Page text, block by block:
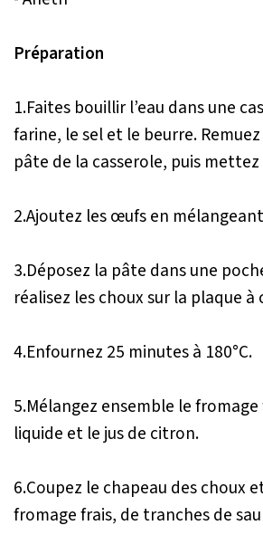
Préparation
1.Faites bouillir l’eau dans une
farine, le sel et le beurre.
pâte de la casserole, puis
2.Ajoutez les œufs en
3.Déposez la pâte dans une
réalisez les choux sur la plaque à
4.Enfournez 25 minutes à 180°C.
5.Mélangez ensemble le
liquide et le jus de citron.
6.Coupez le chapeau des choux
fromage frais, de tranches de